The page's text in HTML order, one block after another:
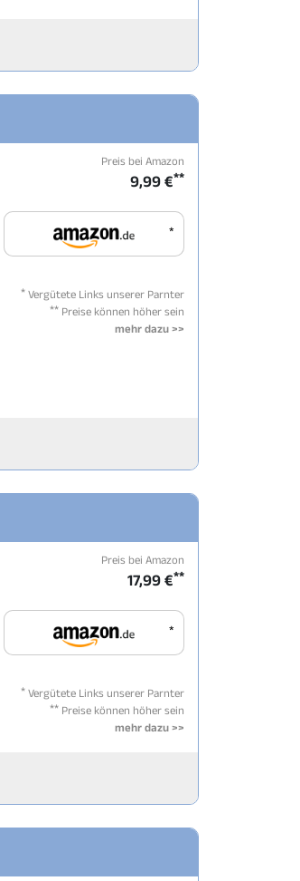
Preis bei Amazon
9,99 €**
*
* Vergütete Links unserer Parnter
** Preise können höher sein
mehr dazu >>
Preis bei Amazon
17,99 €**
*
* Vergütete Links unserer Parnter
** Preise können höher sein
mehr dazu >>